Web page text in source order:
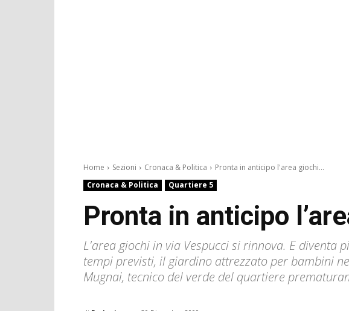
Home Sezioni Cronaca & Politica
Pronta in anticipo l'area giochi...
Cronaca & Politica
Quartiere 5
Pronta in anticipo
L'area giochi in via Vespucci si rinnova. E
tempi previsti, il giardino attrezzato per bambini
Mugnai, tecnico del verde del quartiere